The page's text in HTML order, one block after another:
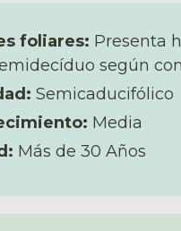
foliares: Presenta
según
Semicaducifólico
Media
Más de 30 Años